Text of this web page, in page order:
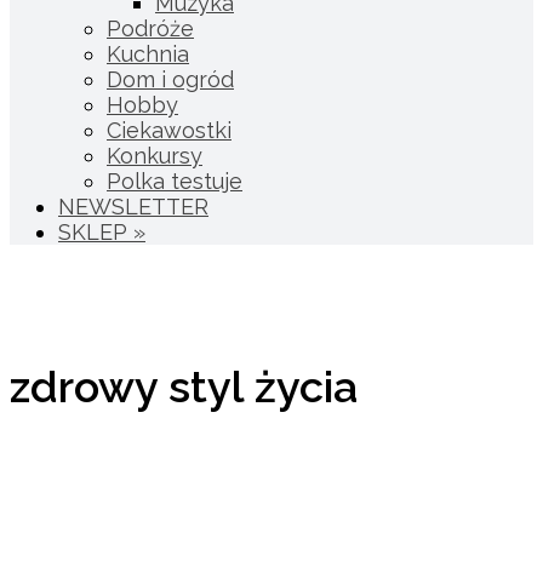
Podróże
Kuchnia
Dom i ogród
Hobby
Ciekawostki
Konkursy
Polka testuje
NEWSLETTER
SKLEP »
zdrowy styl życia